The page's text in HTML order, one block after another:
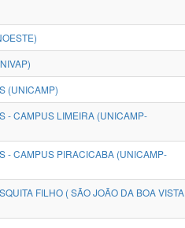
(UNICAMP)
- CAMPUS LIMEIRA (UNICAMP-
- CAMPUS PIRACICABA (UNICAMP-
FILHO ( SÃO JOÃO DA BOA VISTA